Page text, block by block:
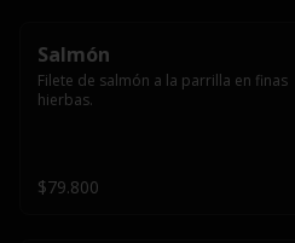
Salmón
Filete de salmón a la parrilla en finas
hierbas.
$79.800